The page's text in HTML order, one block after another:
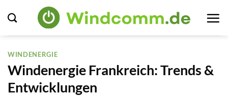
Inhalt
springen
WINDENERGIE
Windenergie Frankreich: Trends &
Entwicklungen